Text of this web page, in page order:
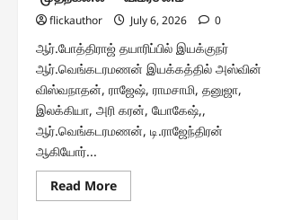
flickauthor July 6, 2026 0
ஆர்.போத்திராஜ் தயாரிப்பில் இயக்குநர்
ஆர்.வெங்கடரமணன் இயக்கத்தில் அஸ்வின்
விஸ்வநாதன், ராஜேஷ், ராமசாமி, தனுஜா,
இலக்கியா, அரி கரன், யோகேஷ்,,
ஆர்.வெங்கடரமணன், டி.ராஜேந்திரன்
ஆகியோர்...
Read MoreRead
more